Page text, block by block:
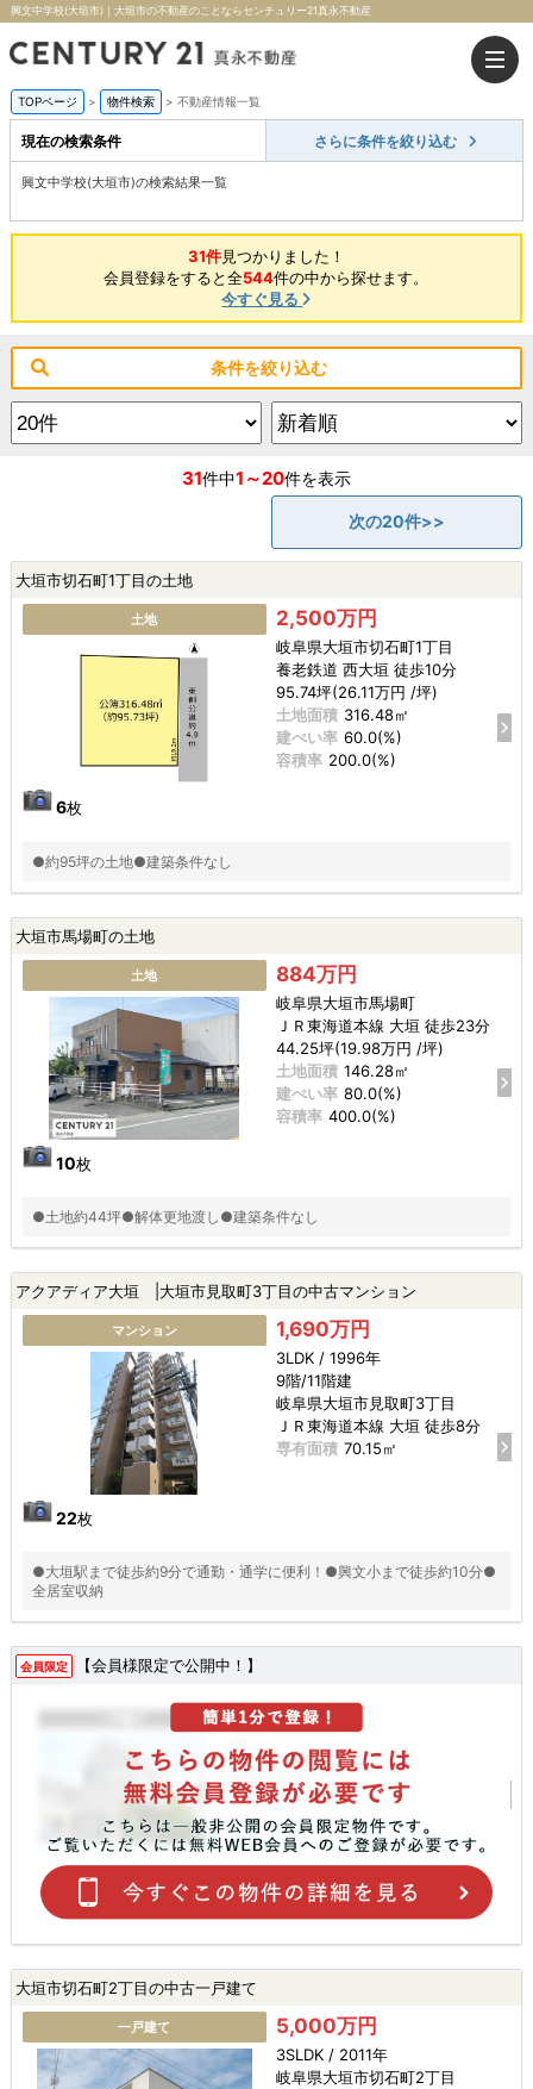
興文中学校(大垣市)｜大垣市の不動産のことならセンチュリー21真永不動産
TOPページ > 物件検索 > 不動産情報一覧
現在の検索条件 さらに条件を絞り込む
興文中学校(大垣市)の検索結果一覧
31件見つかりました！
会員登録をすると全544件の中から探せます。
今すぐ見る
条件を絞り込む
31件中1～20件を表示
次の20件>>
大垣市切石町1丁目の土地
土地
6枚
2,500万円
岐阜県大垣市切石町1丁目
養老鉄道 西大垣 徒歩10分
95.74坪(26.11万円 /坪)
土地面積 316.48㎡
建ぺい率 60.0(%)
容積率 200.0(%)
●約95坪の土地●建築条件なし
大垣市馬場町の土地
土地
10枚
884万円
岐阜県大垣市馬場町
ＪＲ東海道本線 大垣 徒歩23分
44.25坪(19.98万円 /坪)
土地面積 146.28㎡
建ぺい率 80.0(%)
容積率 400.0(%)
●土地約44坪●解体更地渡し●建築条件なし
アクアディア大垣 |大垣市見取町3丁目の中古マンション
マンション
22枚
1,690万円
3LDK / 1996年
9階/11階建
岐阜県大垣市見取町3丁目
ＪＲ東海道本線 大垣 徒歩8分
専有面積 70.15㎡
●大垣駅まで徒歩約9分で通勤・通学に便利！●興文小まで徒歩約10分●
全居室収納
会員限定 【会員様限定で公開中！】
大垣市切石町2丁目の中古一戸建て
一戸建て 5,000万円
3SLDK / 2011年
岐阜県大垣市切石町2丁目